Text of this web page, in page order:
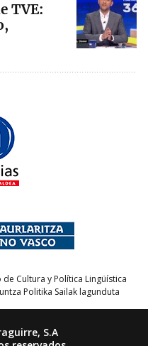
TVE:
Cultura y Política Lingüística
Politika Sailak lagunduta
S.A